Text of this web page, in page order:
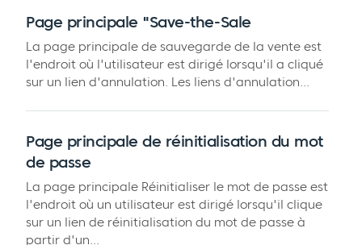
Page principale "Save-the-Sale
La page principale de sauvegarde de la vente est
l'endroit où l'utilisateur est dirigé lorsqu'il a cliqué
sur un lien d'annulation. Les liens d'annulation...
Page principale de réinitialisation du mot
de passe
La page principale Réinitialiser le mot de passe est
l'endroit où un utilisateur est dirigé lorsqu'il clique
sur un lien de réinitialisation du mot de passe à
partir d'un...